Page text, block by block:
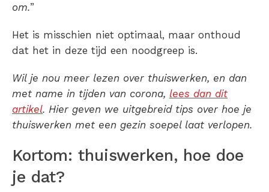
om.”
Het is misschien niet optimaal, maar onthoud
dat het in deze tijd een noodgreep is.
Wil je nou meer lezen over thuiswerken, en dan
met name in tijden van corona, lees dan dit
artikel. Hier geven we uitgebreid tips over hoe je
thuiswerken met een gezin soepel laat verlopen.
Kortom: thuiswerken, hoe doe
je dat?